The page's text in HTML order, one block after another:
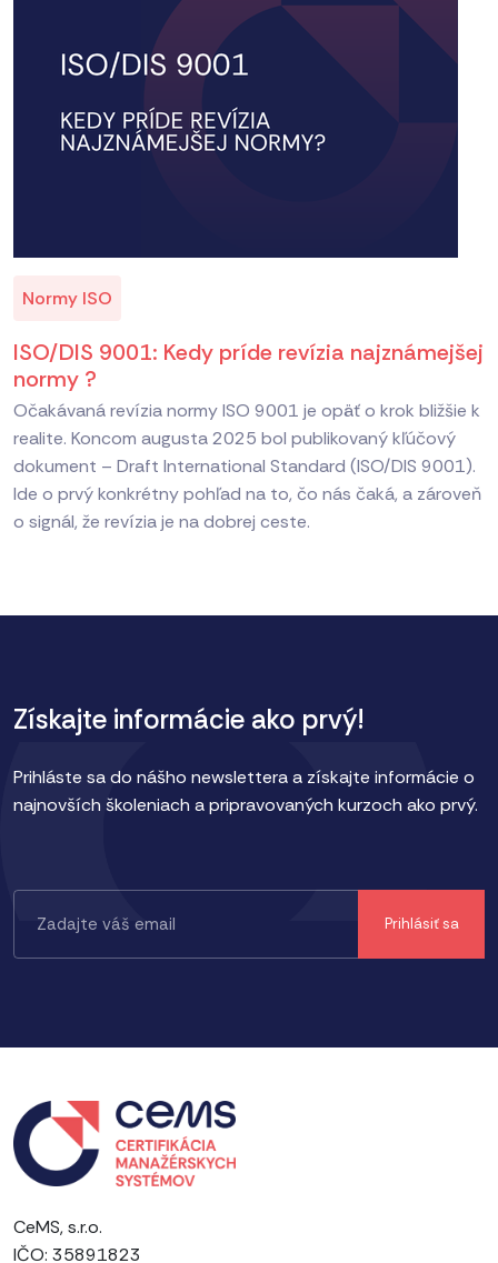
Normy ISO
ISO/DIS 9001: Kedy príde revízia najznámejšej
normy ?
Očakávaná revízia normy ISO 9001 je opäť o krok bližšie k
realite. Koncom augusta 2025 bol publikovaný kľúčový
dokument – Draft International Standard (ISO/DIS 9001).
Ide o prvý konkrétny pohľad na to, čo nás čaká, a zároveň
o signál, že revízia je na dobrej ceste.
Získajte informácie ako prvý!
Prihláste sa do nášho newslettera a získajte informácie o
najnovších školeniach a pripravovaných kurzoch ako prvý.
CeMS, s.r.o.
IČO: 35891823